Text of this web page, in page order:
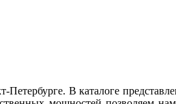
В каталоге